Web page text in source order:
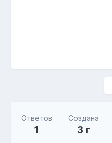
Ответов
1
Создана
3 г